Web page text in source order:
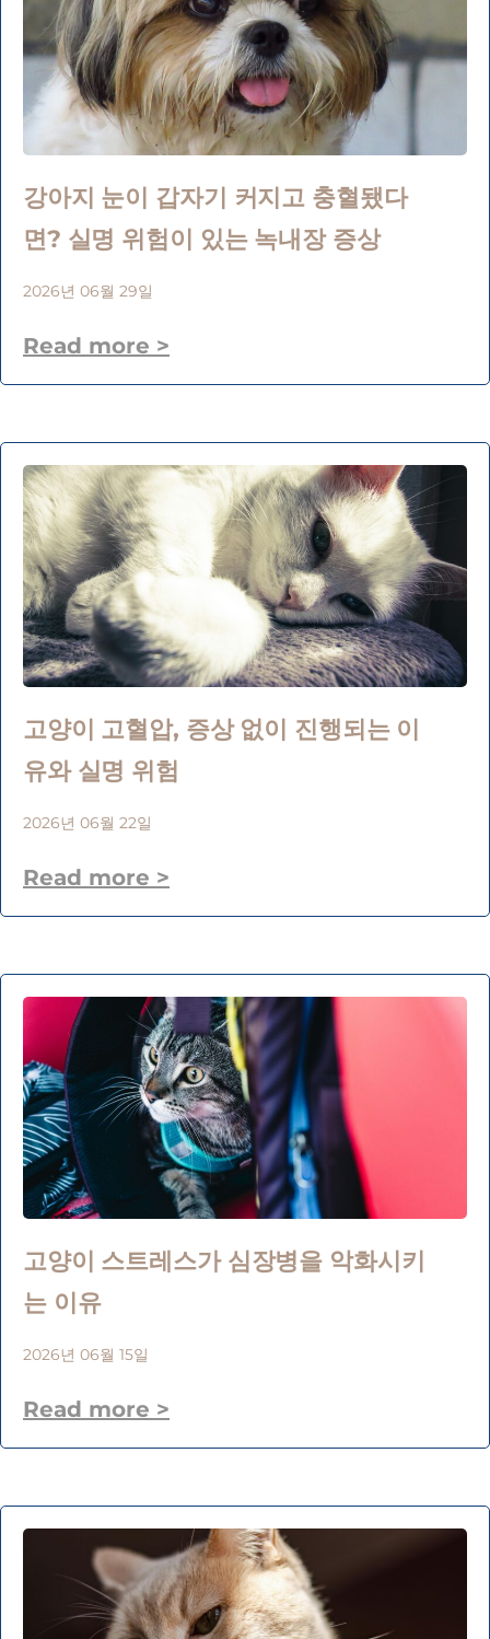
강아지 눈이 갑자기 커지고 충혈됐다
면? 실명 위험이 있는 녹내장 증상
2026년 06월 29일
Read more >
고양이 고혈압, 증상 없이 진행되는 이
유와 실명 위험
2026년 06월 22일
Read more >
고양이 스트레스가 심장병을 악화시키
는 이유
2026년 06월 15일
Read more >